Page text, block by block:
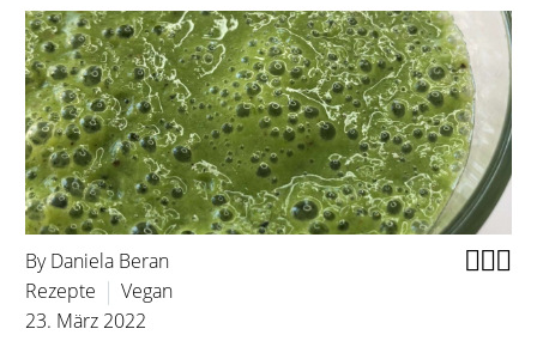

By Daniela Beran
Rezepte
Vegan
23. März 2022